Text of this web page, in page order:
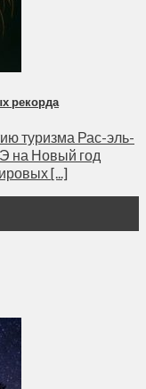
рекорда
туризма Рас-эль-
на Новый год
[...]